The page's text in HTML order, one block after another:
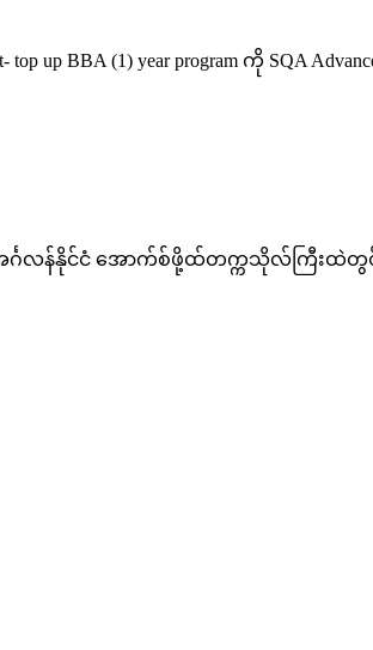
top up BBA (1) year program ကို SQA
ဂလန်နိုင်ငံ အောက်စ်ဖို့ထ်တက္ကသိုလ်ကြီးထဲတွင်